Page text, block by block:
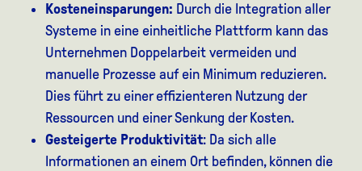
Kosteneinsparungen: Durch die Integration aller
Systeme in eine einheitliche Plattform kann das
Unternehmen Doppelarbeit vermeiden und
manuelle Prozesse auf ein Minimum reduzieren.
Dies führt zu einer effizienteren Nutzung der
Ressourcen und einer Senkung der Kosten.
Gesteigerte Produktivität: Da sich alle
Informationen an einem Ort befinden, können die